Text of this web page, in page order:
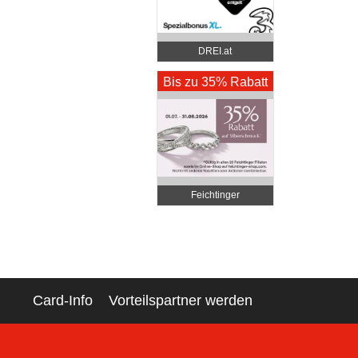
DREI.at
Bis zu 35% Rabatt
Feichtinger
Schmuckhandel
Card-Info Vorteilspartner werden